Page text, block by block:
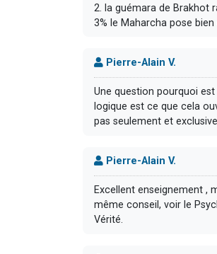
2. la guémara de Brakhot
3% le Maharcha pose
Pierre-Alain V.
Une question pourquoi
logique est ce que cela
pas seulement et
Pierre-Alain V.
Excellent enseignement ,
même conseil, voir le
Vérité.